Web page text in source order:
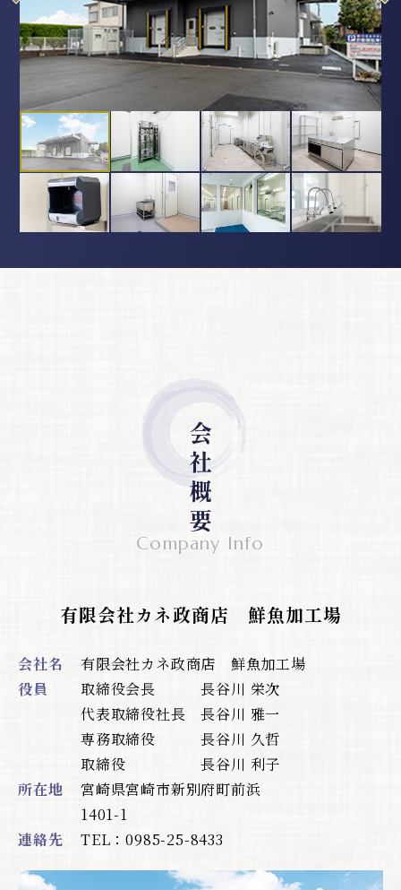
Company Info
会 社 概 要
有限会社カネ政商店 鮮魚加工場
会社名
有限会社カネ政商店 鮮魚加工場
役員
取締役会長 長谷川 栄次
代表取締役社長 長谷川 雅一
専務取締役 長谷川 久哲
取締役 長谷川 利子
所在地
宮崎県宮崎市新別府町前浜
1401-1
連絡先
TEL：0985-25-8433